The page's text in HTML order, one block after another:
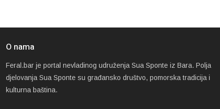
O nama
Feral.bar je portal nevladinog udruženja Sua Sponte iz Bara. Polja
djelovanja Sua Sponte su građansko društvo, pomorska tradicija i
kulturna baština.